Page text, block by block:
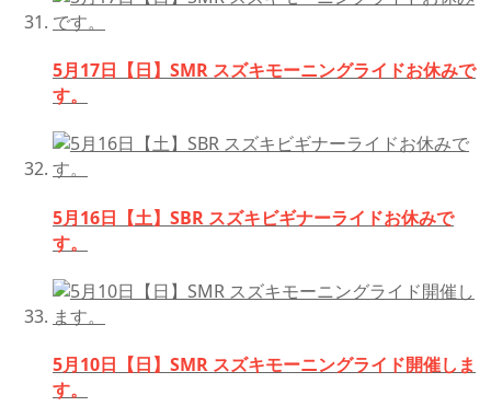
5月17日【日】SMR スズキモーニングライドお休みで
す。
5月16日【土】SBR スズキビギナーライドお休みで
す。
5月10日【日】SMR スズキモーニングライド開催しま
す。